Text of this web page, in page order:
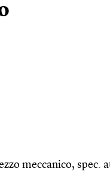
meccanico, spec.